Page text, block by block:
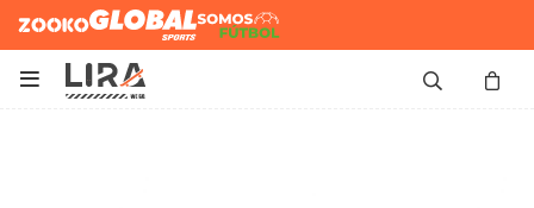
Zooko Global Sports
Somos
Futbol
